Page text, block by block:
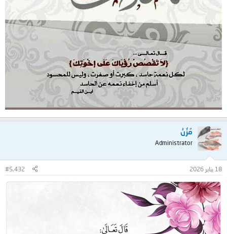
مُزُنْ
Administrator
18 يناير 2026 #5,432